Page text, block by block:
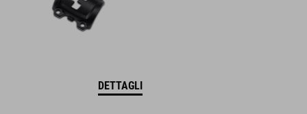
DETTAGLI